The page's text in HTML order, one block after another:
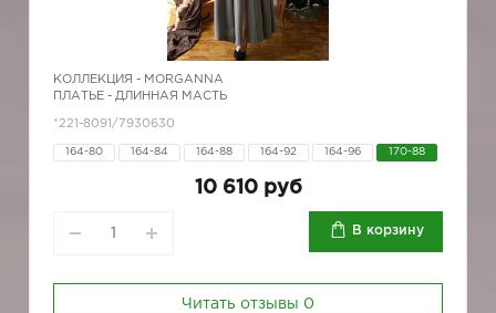
КОЛЛЕКЦИЯ - MORGANNA
ПЛАТЬЕ - ДЛИННАЯ МАСТЬ
*221-8091/7930630
164-80 164-84 164-88 164-92 164-96 170-88
10 610 руб
В корзину
Читать отзывы 0